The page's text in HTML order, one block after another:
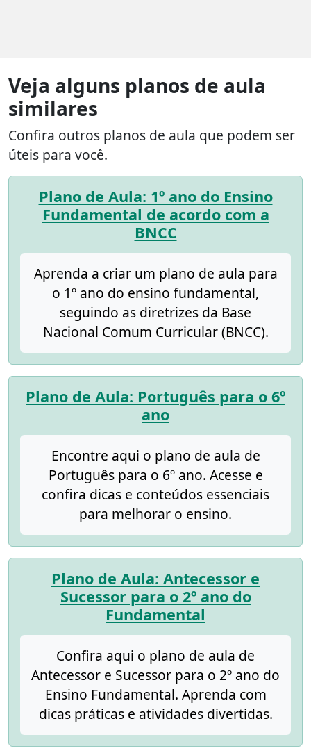
Veja alguns planos de aula
similares
Confira outros planos de aula que podem ser
úteis para você.
Plano de Aula: 1º ano do Ensino
Fundamental de acordo com a
BNCC
Aprenda a criar um plano de aula para
o 1º ano do ensino fundamental,
seguindo as diretrizes da Base
Nacional Comum Curricular (BNCC).
Plano de Aula: Português para o 6º
ano
Encontre aqui o plano de aula de
Português para o 6º ano. Acesse e
confira dicas e conteúdos essenciais
para melhorar o ensino.
Plano de Aula: Antecessor e
Sucessor para o 2º ano do
Fundamental
Confira aqui o plano de aula de
Antecessor e Sucessor para o 2º ano do
Ensino Fundamental. Aprenda com
dicas práticas e atividades divertidas.